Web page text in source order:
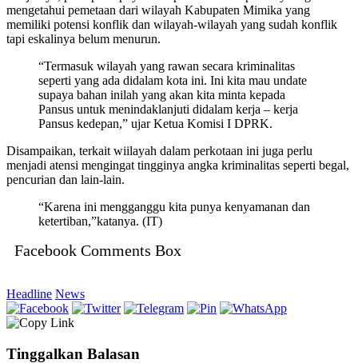
mengetahui pemetaan dari wilayah Kabupaten Mimika yang
memiliki potensi konflik dan wilayah-wilayah yang sudah konflik
tapi eskalinya belum menurun.
“Termasuk wilayah yang rawan secara kriminalitas
seperti yang ada didalam kota ini. Ini kita mau undate
supaya bahan inilah yang akan kita minta kepada
Pansus untuk menindaklanjuti didalam kerja – kerja
Pansus kedepan,” ujar Ketua Komisi I DPRK.
Disampaikan, terkait wiilayah dalam perkotaan ini juga perlu
menjadi atensi mengingat tingginya angka kriminalitas seperti begal,
pencurian dan lain-lain.
“Karena ini mengganggu kita punya kenyamanan dan
ketertiban,”katanya. (IT)
Facebook Comments Box
Headline News
Tinggalkan Balasan